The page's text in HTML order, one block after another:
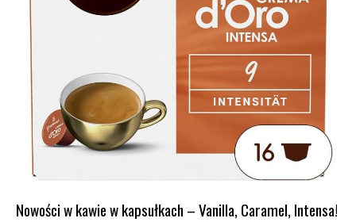
Nowości w kawie w kapsułkach – Vanilla, Caramel, Intensa!